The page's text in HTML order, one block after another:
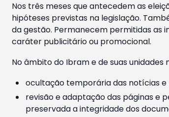
Nos três meses que antecedem as
hipóteses previstas na legislação.
da gestão. Permanecem permitidas as
caráter publicitário ou promocional.
No âmbito do Ibram e de suas
ocultação temporária das notícias e
revisão e adaptação das páginas e
preservada a integridade dos